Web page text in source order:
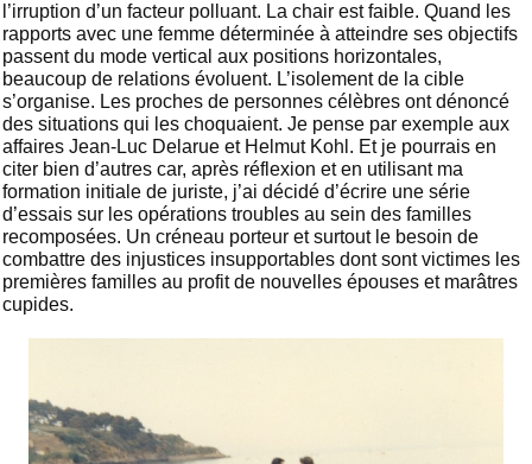
l’irruption d’un facteur polluant. La chair est faible. Quand les
rapports avec une femme déterminée à atteindre ses objectifs
passent du mode vertical aux positions horizontales,
beaucoup de relations évoluent. L’isolement de la cible
s’organise. Les proches de personnes célèbres ont dénoncé
des situations qui les choquaient. Je pense par exemple aux
affaires Jean-Luc Delarue et Helmut Kohl. Et je pourrais en
citer bien d’autres car, après réflexion et en utilisant ma
formation initiale de juriste, j’ai décidé d’écrire une série
d’essais sur les opérations troubles au sein des familles
recomposées. Un créneau porteur et surtout le besoin de
combattre des injustices insupportables dont sont victimes les
premières familles au profit de nouvelles épouses et marâtres
cupides.